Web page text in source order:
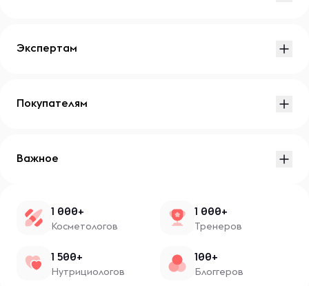
Экспертам
Покупателям
Важное
1 000+
Косметологов
1 000+
Тренеров
1 500+
Нутрициологов
100+
Блоггеров